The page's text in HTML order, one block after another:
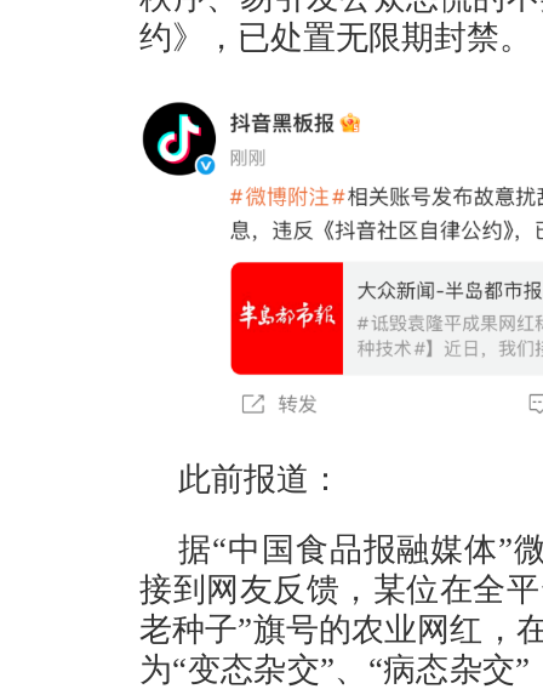
约》，已处置无限期封禁
此前报道：
据“中国食品报融媒体”
接到网友反馈，某位在全
老种子”旗号的农业网红，
为“变态杂交”、“病态杂交